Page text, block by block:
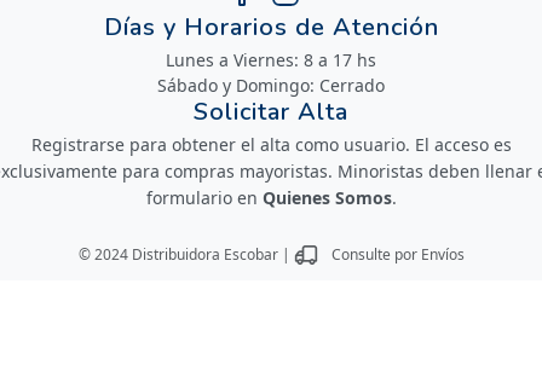
Días y Horarios de Atención
Lunes a Viernes: 8 a 17 hs
Sábado y Domingo: Cerrado
Solicitar Alta
Registrarse para obtener el alta como usuario. El acceso es
para compras mayoristas. Minoristas deben llenar
formulario en Quienes Somos.
© 2024 Distribuidora Escobar | Consulte por Envíos